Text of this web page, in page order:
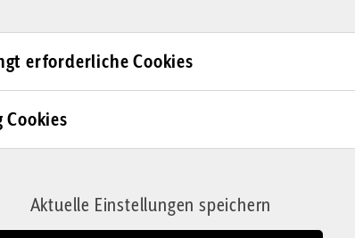
der
gehoben
mit ihr.
Und sie
erforderliche Cookies
Cookies
Aktuelle Einstellungen speichern